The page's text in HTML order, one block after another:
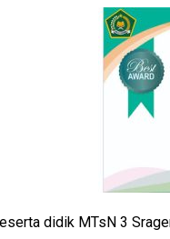
didik MTsN 3